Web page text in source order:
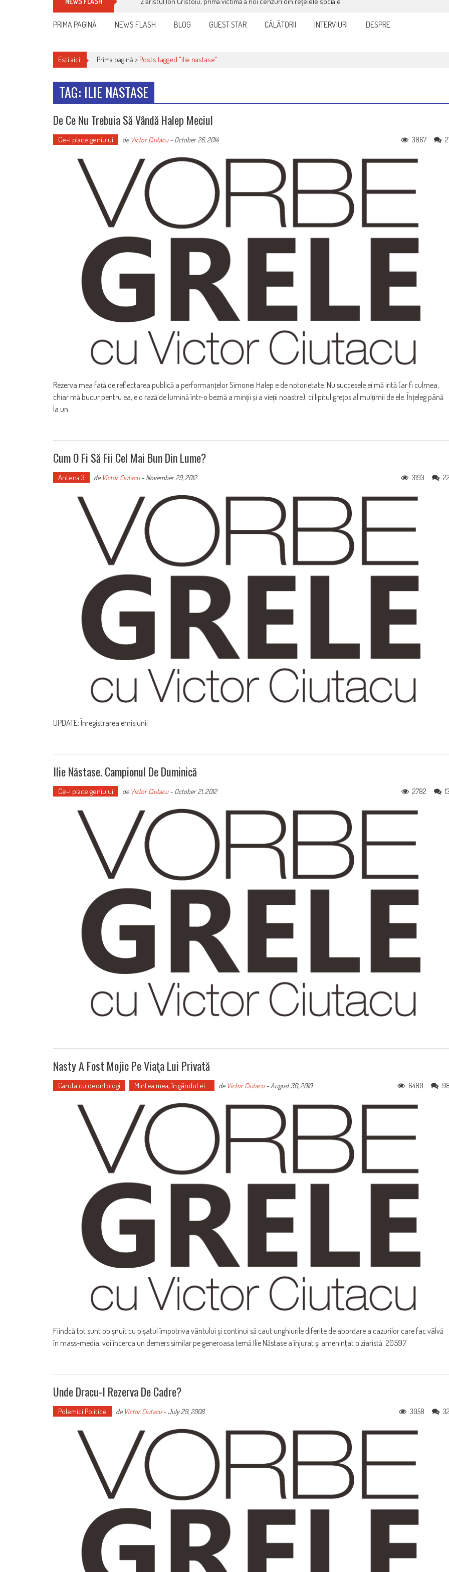
PRIMA PAGINĂ NEWS FLASH BLOG GUEST STAR CĂLĂTORII INTERVIURI DESPRE
Esti aici: Prima pagină > Posts tagged "ilie nastase"
TAG: ILIE NASTASE
De Ce Nu Trebuia Să Vândă Halep Meciul
Ce-i place geniului de Victor Ciutacu- October 26, 2014 3867
Rezerva mea față de reflectarea publică a performanțelor Simonei Halep e de notorietate. Nu succesele ei mă irită (ar fi culmea,
chiar mă bucur pentru ea, e o rază de lumină într-o beznă a minții și a vieții noastre), ci lipitul grețos al mulțimii de ele. Înțeleg până
la un
Cum O Fi Să Fii Cel Mai Bun Din Lume?
Antena 3 de Victor Ciutacu- November 29, 2012 3193
UPDATE: Înregistrarea emisiunii
Ilie Năstase. Campionul De Duminică
Ce-i place geniului de Victor Ciutacu- October 21, 2012 2782
Nasty A Fost Mojic Pe Viaţa Lui Privată
Caruta cu deontologi Mintea mea, în gândul ei... de Victor Ciutacu- August 30, 2010 6480
Fiindcă tot sunt obişnuit cu pişatul împotriva vântului şi continui să caut unghiurile diferite de abordare a cazurilor care fac vâlvă
în mass-media, voi încerca un demers similar pe generoasa temă Ilie Năstase a înjurat şi ameninţat o ziaristă. 20597
Unde Dracu-I Rezerva De Cadre?
Polemici Politice de Victor Ciutacu-July 29, 2008 3058